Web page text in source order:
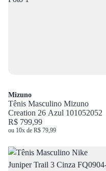
Mizuno
Tênis Masculino Mizuno
Creation 26 Azul 101052052
R$ 799,99
ou 10x de R$ 79,99